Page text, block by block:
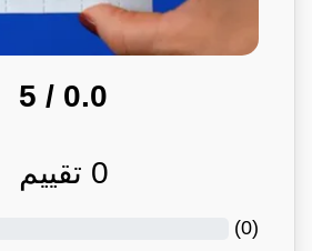
0.0
/ 5
0 تقييم
(
0
)